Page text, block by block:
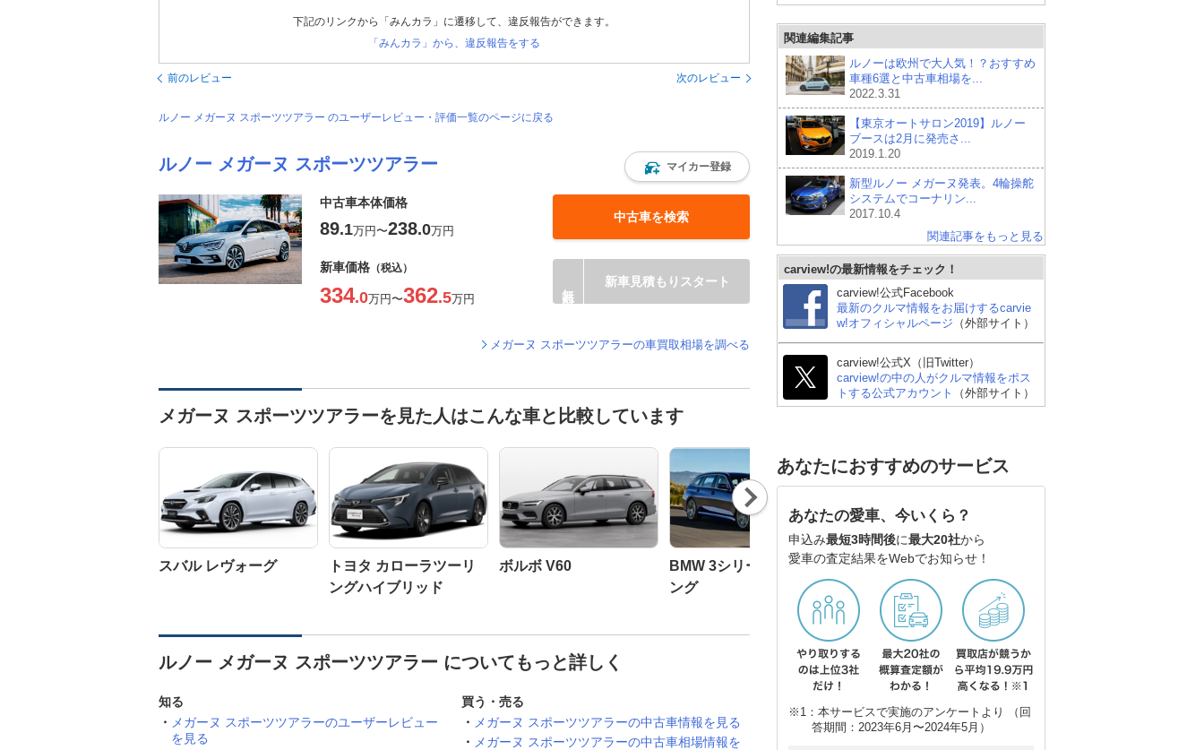
下記のリンクから「みんカラ」に遷移して、違反報告ができます。
「みんカラ」から、違反報告をする
前のレビュー 次のレビュー
ルノー メガーヌ スポーツツアラー のユーザーレビュー・評価一覧のページに戻る
ルノー メガーヌ スポーツツアラー マイカー登録
中古車本体価格
89.1万円〜238.0万円
中古車を検索
新車価格 （税込）
334.0万円〜362.5万円
新車見積もりスタート
メガーヌ スポーツツアラーの車買取相場を調べる
メガーヌ スポーツツアラーを見た人はこんな車と比較しています
スバル レヴォーグ
トヨタ カローラツーリ
ングハイブリッド
ボルボ V60
BMW 3シリーズ ツーリ
ング
フォルクスワーゲン ゴ
ルフ ヴァリアント
ング
Nex
t
ルノー メガーヌ スポーツツアラー についてもっと詳しく
知る
メガーヌ スポーツツアラーのユーザーレビュー
を見る
買う・売る
メガーヌ スポーツツアラーの中古車情報を見る
メガーヌ スポーツツアラーの中古車相場情報を
関連編集記事
ルノーは欧州で大人気！？おすすめ
車種6選と中古車相場を...
2022.3.31
【東京オートサロン2019】ルノー
ブースは2月に発売さ...
2019.1.20
新型ルノー メガーヌ発表。4輪操舵
システムでコーナリン...
2017.10.4
関連記事をもっと見る
carview!の最新情報をチェック！
carview!公式Facebook
最新のクルマ情報をお届けするcarvie
w!オフィシャルページ （外部サイト）
carview!公式X（旧Twitter）
carview!の中の人がクルマ情報をポス
トする公式アカウント
（外部サイト）
あなたにおすすめのサービス
あなたの愛車、今いくら？
申込み最短3時間後に最大20社から
愛車の査定結果をWebでお知らせ！
※1：本サービスで実施のアンケートより （回
答期間：2023年6月〜2024年5月）